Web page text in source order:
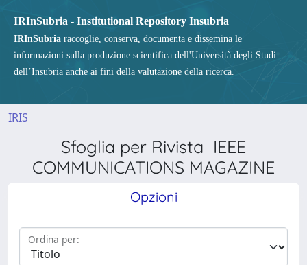
IRInSubria - Institutional Repository Insubria
IRInSubria raccoglie, conserva, documenta e dissemina le
informazioni sulla produzione scientifica dell'Università degli Studi
dell’Insubria anche ai fini della valutazione della ricerca.
IRIS
Sfoglia per Rivista IEEE
COMMUNICATIONS MAGAZINE
Opzioni
Ordina per: